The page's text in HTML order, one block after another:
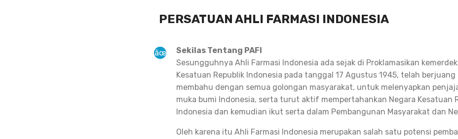
PERSATUAN AHLI FARMASI INDONESIA
Sekilas Tentang PAFI
Sesungguhnya Ahli Farmasi Indonesia ada sejak di Proklamasikan
Kesatuan Republik Indonesia pada tanggal 17 Agustus 1945, telah berjuang
membahu dengan semua golongan masyarakat, untuk melenyapkan
muka bumi Indonesia, serta turut aktif mempertahankan Negara Kesatuan
Indonesia dan kemudian ikut serta dalam Pembangunan Masyarakat dan
Oleh karena itu Ahli Farmasi Indonesia merupakan salah satu potensi